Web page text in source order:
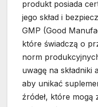
produkt posiada
jego skład i
GMP (Good
które świadczą o
norm
uwagę na
aby unikać
źródeł, które mogą